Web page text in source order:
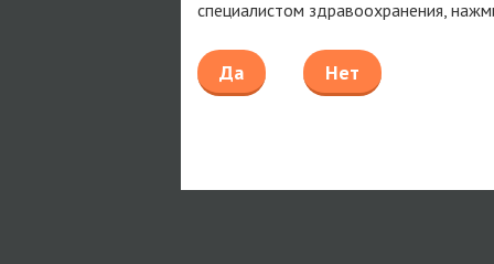
специалистом здравоохранения,
Да Нет